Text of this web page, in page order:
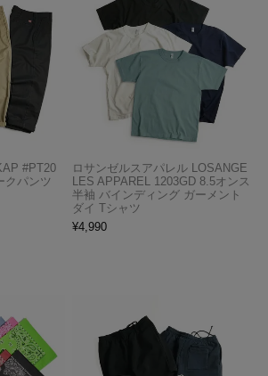
#PT20
クパンツ
ロサンゼルスアパレル LOSANGE
LES APPAREL 1203GD 8.5オンス
半袖 バインディング ガーメント
ダイ Tシャツ
¥4,990